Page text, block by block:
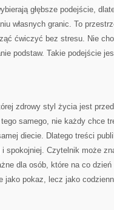
głębsze podejście,
własnych granic. To
ćwiczyć bez stresu. Nie
podstaw. Takie podejście
zdrowy styl życia jest
samego, nie każdy chce
diecie. Dlatego treści
spokojniej. Czytelnik może
dla osób, które na co
jako pokaz, lecz jako